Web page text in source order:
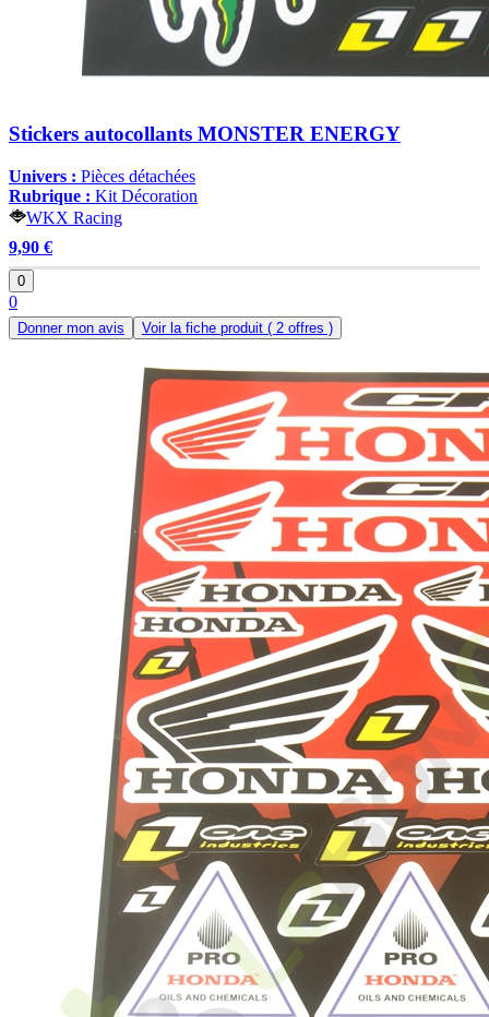
Stickers autocollants MONSTER ENERGY
Univers : Pièces détachées
Rubrique : Kit Décoration
WKX Racing
9,90 €
0
0
Donner mon avis Voir la fiche produit ( 2 offres )